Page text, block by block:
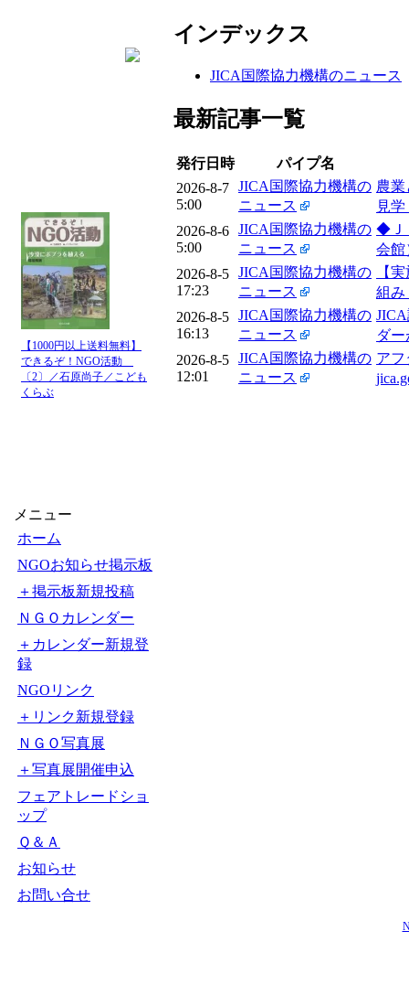
【1000円以上送料無料】
できるぞ！NGO活動
〔2〕／石原尚子／こども
くらぶ
メニュー
ホーム
NGOお知らせ掲示板
＋掲示板新規投稿
ＮＧＯカレンダー
＋カレンダー新規登
録
NGOリンク
＋リンク新規登録
ＮＧＯ写真展
＋写真展開催申込
フェアトレードショ
ップ
Ｑ＆Ａ
お知らせ
お問い合せ
インデックス
JICA国際協力機構のニュース
最新記事一覧
発行日時
パイプ名
2026-8-7
5:00
JICA国際協力機構の
ニュース
農
見学
2026-8-6
5:00
JICA国際協力機構の
ニュース
◆Ｊ
会館
2026-8-5
17:23
JICA国際協力機構の
ニュース
【
組み
2026-8-5
16:13
JICA国際協力機構の
ニュース
ダー
2026-8-5
12:01
JICA国際協力機構の
ニュース
アフ